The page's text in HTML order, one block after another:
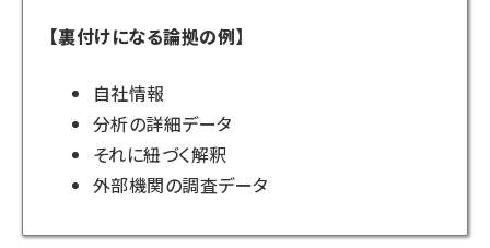
【裏付けになる論拠の例】
自社情報
分析の詳細データ
それに紐づく解釈
外部機関の調査データ